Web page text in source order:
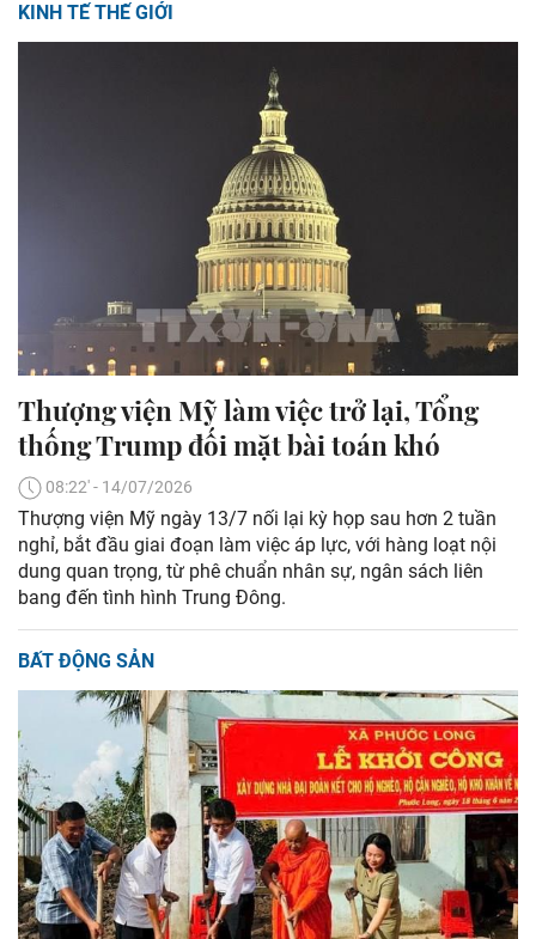
KINH TẾ THẾ GIỚI
Thượng viện Mỹ làm việc trở lại, Tổng
thống Trump đối mặt bài toán khó
08:22' - 14/07/2026
Thượng viện Mỹ ngày 13/7 nối lại kỳ họp sau hơn 2 tuần
nghỉ, bắt đầu giai đoạn làm việc áp lực, với hàng loạt nội
dung quan trọng, từ phê chuẩn nhân sự, ngân sách liên
bang đến tình hình Trung Đông.
BẤT ĐỘNG SẢN